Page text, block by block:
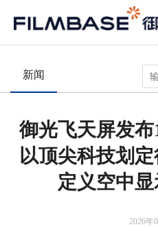
新闻 展会活动
新闻
御光飞天屏发布
以顶尖科技划
定义空中显
2026年